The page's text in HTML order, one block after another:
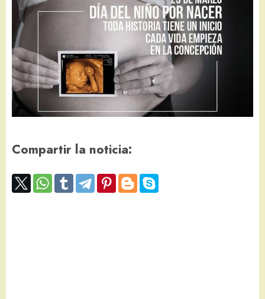
Compartir la noticia: